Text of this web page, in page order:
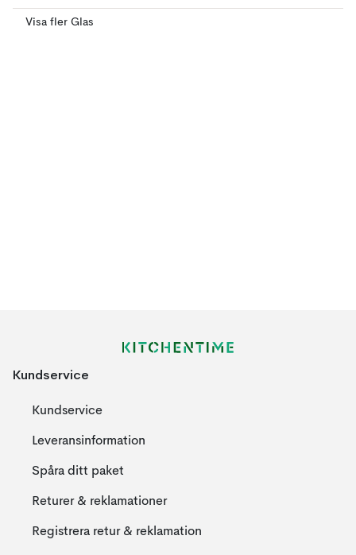
Visa fler Glas
Kundservice
Kundservice
Leveransinformation
Spåra ditt paket
Returer & reklamationer
Registrera retur & reklamation